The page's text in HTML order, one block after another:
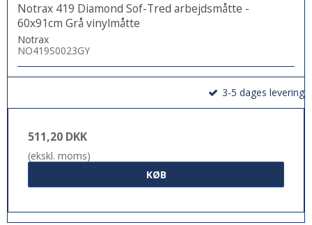
Notrax 419 Diamond Sof-Tred arbejdsmåtte -
60x91cm Grå vinylmåtte
Notrax
NO419S0023GY
3-5 dages levering
511,20 DKK
(ekskl. moms)
KØB